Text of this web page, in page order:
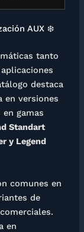
AUX ❄️
tanto
destaca
en versiones
gamas
Standart
y Legend
comunes en
de
en